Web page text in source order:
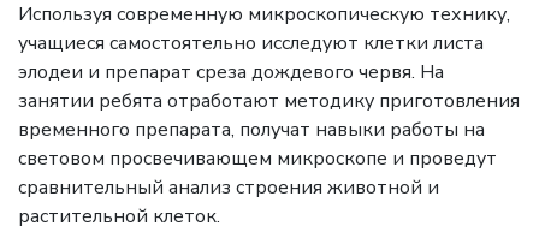
Используя современную микроскопическую технику,
учащиеся самостоятельно исследуют клетки листа
элодеи и препарат среза дождевого червя. На
занятии ребята отработают методику приготовления
временного препарата, получат навыки работы на
световом просвечивающем микроскопе и проведут
сравнительный анализ строения животной и
растительной клеток.